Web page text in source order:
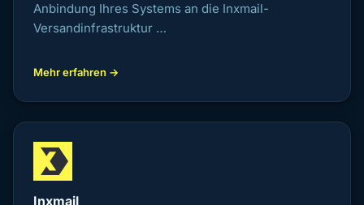
Anbindung Ihres Systems an die Inxmail-
Versandinfrastruktur …
Mehr erfahren →
Inxmail